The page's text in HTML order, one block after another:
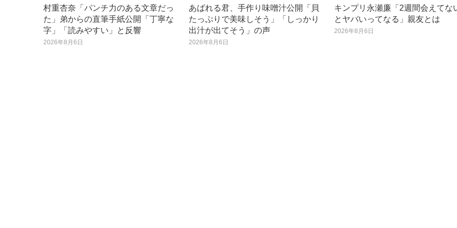
村重杏奈「パンチ力のある文章だっ
た」弟からの直筆手紙公開「丁寧な
字」「読みやすい」と反響
2026年8月6日
あばれる君、手作り味噌汁公開「貝
たっぷりで美味しそう」「しっかり
出汁が出てそう」の声
2026年8月6日
キンプリ永瀬廉「2週間会えてな
とヤバいってなる」親友とは
2026年8月6日